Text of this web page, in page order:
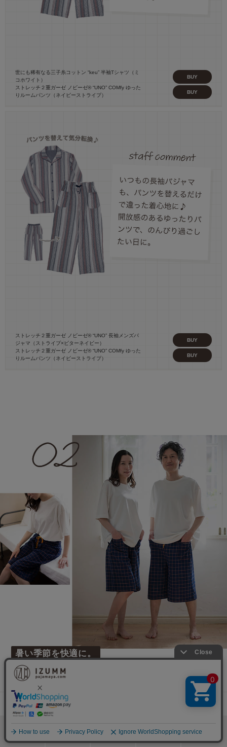
ホーム カート おねむりフェア
世にも稀有なる三子糸コットン “keu” 半袖Tシャツ（ミ
コホワイト）
BUY
ストレッチ２重ガーゼ ノビーゼ® “UNO” COMfy ゆった
りルームパンツ（ネイビーストライプ）
BUY
ストレッチ２重ガーゼ ノビーゼ® “UNO” 長袖メンズパ
ジャマ（ストライプ×ビターネイビー）
BUY
ストレッチ２重ガーゼ ノビーゼ® “UNO” COMfy ゆった
りルームパンツ（ネイビーストライプ）
BUY
暑い季節を快適に。
伸びるガーゼの軽やかハーフパンツ
ストレッチ２重ガーゼ
“ノビーゼ®” UNO COMfy